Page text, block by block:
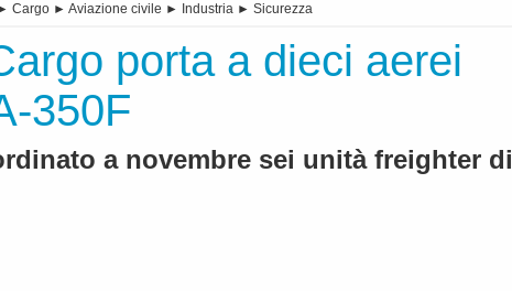
Cargo ► Aviazione civile ► Industria ► Sicurezza
porta a dieci aerei
350F
a novembre sei unità freighter di